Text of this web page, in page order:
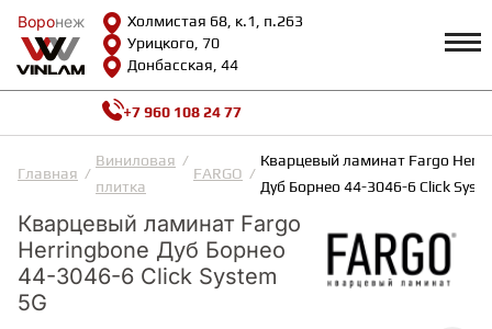
Воронеж
Холмистая 68, к.1, п.263
Урицкого, 70
Донбасская, 44
Воронеж
КАТАЛОГ Профиль
Возврат и гарантии
Сотрудничество
Вопросы и ответы
Видеообзоры
Полезная информация
ВИНИЛОВАЯ ПЛИТКА
+7 960 108 24 77
Главная
Виниловая
плитка
FARGO
Кварцевый ламинат Fargo
Дуб Борнео 44-3046-6 Click
Кварцевый ламинат Fargo
Herringbone Дуб Борнео
44-3046-6 Click System
5G